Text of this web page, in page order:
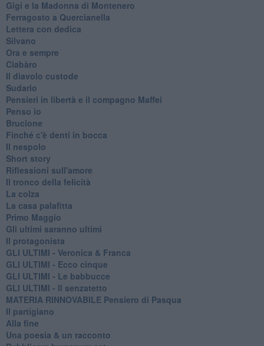
Gigi e la Madonna di Montenero
Ferragosto a Quercianella
Lettera con dedica
Silvano
Ora e sempre
Ciabàro
Il diavolo custode
Sudario
Pensieri in libertà e il compagno Maffei
Penso io
Brucione
Finché c'è denti in bocca
Il nespolo
Short story
Riflessioni sull'amore
Il tronco della felicità
La colza
La casa palafitta
Primo Maggio
Gli ultimi saranno ultimi
Il protagonista
GLI ULTIMI - Veronica & Franca
GLI ULTIMI - Ecco cinque
GLI ULTIMI - Le babbucce
GLI ULTIMI - Il senzatetto
MATERIA RINNOVABILE Pensiero di Pasqua
Il partigiano
Alla fine
Una poesia & un racconto